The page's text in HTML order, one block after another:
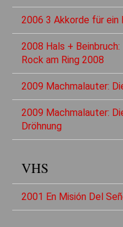
2006 3 Akkorde für ein
2008 Hals +
Rock am Ring 2008
2009 Machmalauter:
2009 Machmalauter:
Dröhnung
VHS
2001 En Misión Del